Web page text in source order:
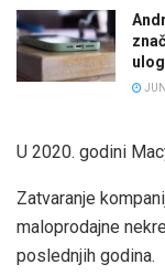
U 2020. godini
Zatvaranje
maloprodajne
poslednjih godina.